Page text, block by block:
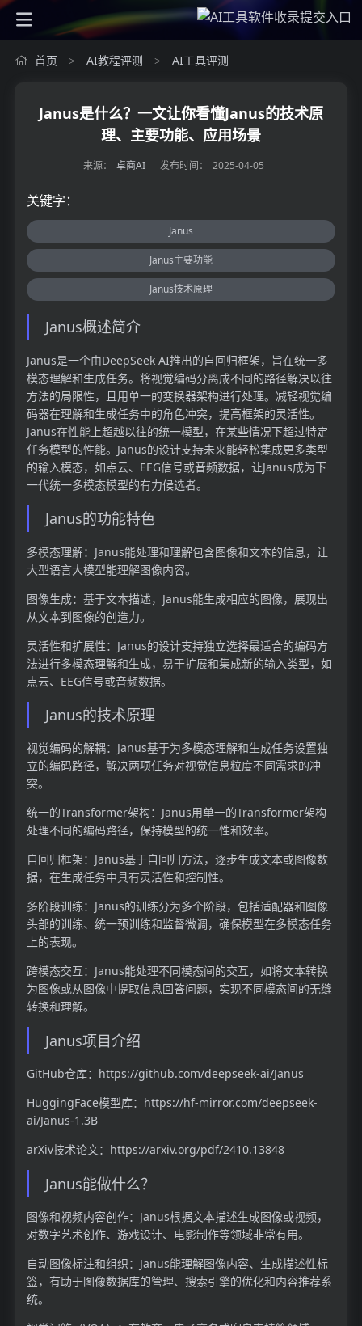
首页 > AI教程评测 > AI工具评测
Janus是什么？一文让你看懂Janus的技术原
理、主要功能、应用场景
来源： 卓商AI 发布时间： 2025-04-05
关键字：
Janus
Janus主要功能
Janus技术原理
Janus概述简介
Janus是一个由DeepSeek AI推出的自回归框架，旨在统一多
模态理解和生成任务。将视觉编码分离成不同的路径解决以往
方法的局限性，且用单一的变换器架构进行处理。减轻视觉编
码器在理解和生成任务中的角色冲突，提高框架的灵活性。
Janus在性能上超越以往的统一模型，在某些情况下超过特定
任务模型的性能。Janus的设计支持未来能轻松集成更多类型
的输入模态，如点云、EEG信号或音频数据，让Janus成为下
一代统一多模态模型的有力候选者。
Janus的功能特色
多模态理解：Janus能处理和理解包含图像和文本的信息，让
大型语言大模型能理解图像内容。
图像生成：基于文本描述，Janus能生成相应的图像，展现出
从文本到图像的创造力。
灵活性和扩展性：Janus的设计支持独立选择最适合的编码方
法进行多模态理解和生成，易于扩展和集成新的输入类型，如
点云、EEG信号或音频数据。
Janus的技术原理
视觉编码的解耦：Janus基于为多模态理解和生成任务设置独
立的编码路径，解决两项任务对视觉信息粒度不同需求的冲
突。
统一的Transformer架构：Janus用单一的Transformer架构
处理不同的编码路径，保持模型的统一性和效率。
自回归框架：Janus基于自回归方法，逐步生成文本或图像数
据，在生成任务中具有灵活性和控制性。
多阶段训练：Janus的训练分为多个阶段，包括适配器和图像
头部的训练、统一预训练和监督微调，确保模型在多模态任务
上的表现。
跨模态交互：Janus能处理不同模态间的交互，如将文本转换
为图像或从图像中提取信息回答问题，实现不同模态间的无缝
转换和理解。
Janus项目介绍
GitHub仓库：https://github.com/deepseek-ai/Janus
HuggingFace模型库：https://hf-mirror.com/deepseek-
ai/Janus-1.3B
arXiv技术论文：https://arxiv.org/pdf/2410.13848
Janus能做什么？
图像和视频内容创作：Janus根据文本描述生成图像或视频，
对数字艺术创作、游戏设计、电影制作等领域非常有用。
自动图像标注和组织：Janus能理解图像内容、生成描述性标
签，有助于图像数据库的管理、搜索引擎的优化和内容推荐系
统。